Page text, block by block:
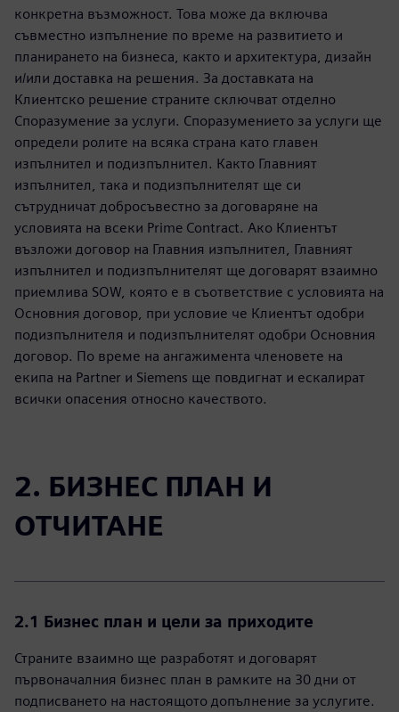
конкретна възможност. Това може да включва
съвместно изпълнение по време на развитието и
планирането на бизнеса, както и архитектура, дизайн
и/или доставка на решения. За доставката на
Клиентско решение страните сключват отделно
Споразумение за услуги. Споразумението за услуги ще
определи ролите на всяка страна като главен
изпълнител и подизпълнител. Както Главният
изпълнител, така и подизпълнителят ще си
сътрудничат добросъвестно за договаряне на
условията на всеки Prime Contract. Ако Клиентът
възложи договор на Главния изпълнител, Главният
изпълнител и подизпълнителят ще договарят взаимно
приемлива SOW, която е в съответствие с условията на
Основния договор, при условие че Клиентът одобри
подизпълнителя и подизпълнителят одобри Основния
договор. По време на ангажимента членовете на
екипа на Partner и Siemens ще повдигнат и ескалират
всички опасения относно качеството.
2. БИЗНЕС ПЛАН И
ОТЧИТАНЕ
2.1 Бизнес план и цели за приходите
Страните взаимно ще разработят и договарят
първоначалния бизнес план в рамките на 30 дни от
подписването на настоящото допълнение за услугите.